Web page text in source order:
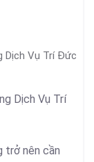
Dịch Vụ Trí Đức
Dịch Vụ Trí
trở nên cần